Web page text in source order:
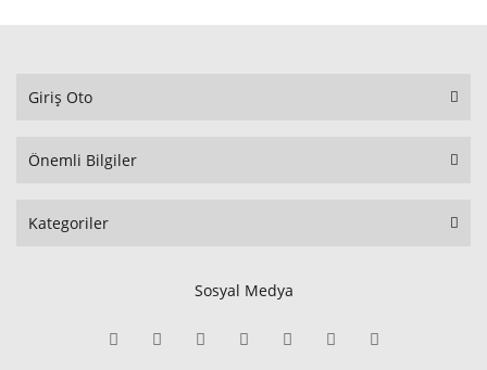
Giriş Oto
Önemli Bilgiler
Kategoriler
Sosyal Medya